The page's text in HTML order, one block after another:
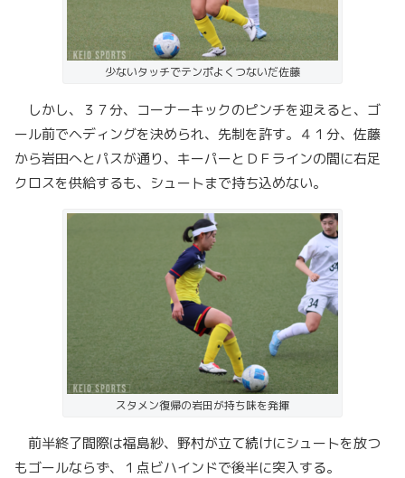
少ないタッチでテンポよくつないだ佐藤
しかし、３７分、コーナーキックのピンチを迎えると、ゴ
ール前でヘディングを決められ、先制を許す。４１分、佐藤
から岩田へとパスが通り、キーパーとＤＦラインの間に右足
クロスを供給するも、シュートまで持ち込めない。
スタメン復帰の岩田が持ち味を発揮
前半終了間際は福島紗、野村が立て続けにシュートを放つ
もゴールならず、１点ビハインドで後半に突入する。